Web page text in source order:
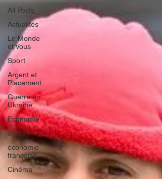
All Posts
Actualités
Le Monde
et Vous
Sport
Argent et
Placement
Guerre en
Ukraine
Economie
Santé
économie
française
Cinéma